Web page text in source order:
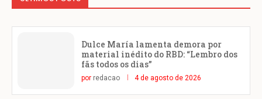
Dulce María lamenta demora por
material inédito do RBD: “Lembro dos
fãs todos os dias”
por redacao 4 de agosto de 2026